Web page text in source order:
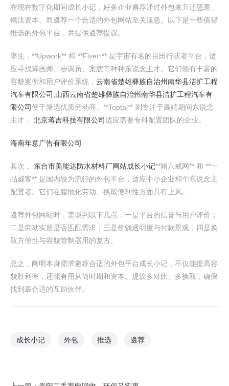
在现在数字化期间成长小记，好多企业遴荐通过外包来升迁恶果、
镌汰资本。而遴荐一个合适的外包网站至关遑急。以下是一些值得
推选的外包平台，并提供遴荐提议。
率先，**Upwork** 和 **Fiverr** 是宇宙有名的目田行状者平台，适
应寻找筹画师、步调员、案牍等种种东说念主才。它们领有丰富的
容貌案例和用户评价系统， 云南省楚雄彝族自治州南华县洁扩工程
汽车有限公司,山西云南省楚雄彝族自治州南华县洁扩工程汽车有
限公司便于筛选优质劳动商。**Toptal** 则专注于高端期间东说念
主才， 北京蒋吉科技有限公司适应需要专科配置团队的企业。
海南年意广告有限公司
其次， 东台市美能达防水材料厂网站成长小记**猪八戒网** 和 **一
品威客** 是国内较为流行的外包平台，适应中小企业和个东说念主
配置者。它们在腹地化劳动、换取便利性方面具有上风。
遴荐外包网站时，需谈判以下几点：一是平台的信誉与用户评价；
二是劳动实质是否匹配需求；三是价钱透明度与付款景观；四是换
取方便性与容貌管制器用的复古。
总之，阐明本身需求遴荐合适的外包平台成长小记，不仅能提高容
貌胜利率，还能有用从简时期和资本。提议多对比、多换取，确保
找到最合适的互助伙伴。
成长小记 外包 推选 遴荐